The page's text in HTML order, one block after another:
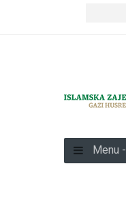
Menu -